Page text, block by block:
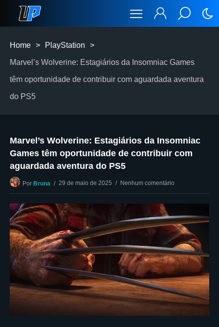
Home > PlayStation >
Marvel’s Wolverine: Estagiários da Insomniac Games
têm oportunidade de contribuir com aguardada aventura
do PS5
Marvel’s Wolverine: Estagiários da Insomniac
Games têm oportunidade de contribuir com
aguardada aventura do PS5
Por Bruna 29 de maio de 2025 Nenhum comentário